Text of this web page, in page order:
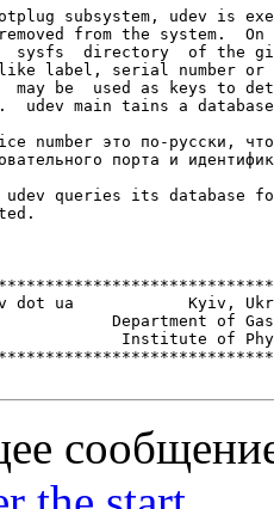
subsystem, udev is
from the system.
sysfs  directory  of the
label, serial number or
may be  used as keys to
udev main tains a
number это по-русски,
порта и
udev queries its database
dot ua            Kyiv,
Department of
Institute of